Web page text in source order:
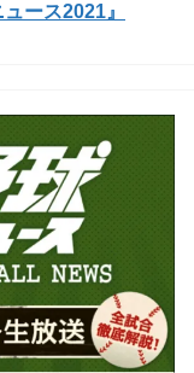
ース2021』